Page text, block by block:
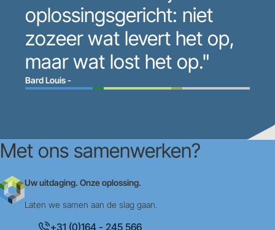
oplossingsgericht: niet
zozeer wat levert het op,
maar wat lost het op."
Bard Louis -
Met ons samenwerken?
Uw uitdaging. Onze oplossing.
Laten we samen aan de slag gaan.
+31 (0)164 - 245 566